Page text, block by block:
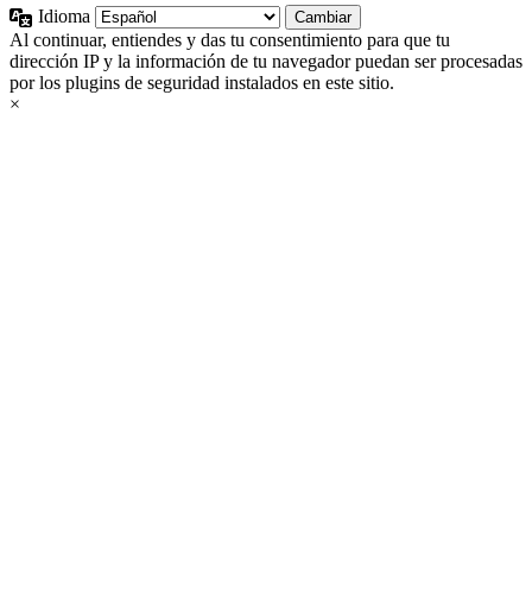
Idioma
Al continuar, entiendes y das tu consentimiento para que tu
dirección IP y la información de tu navegador puedan ser procesadas
por los plugins de seguridad instalados en este sitio.
×